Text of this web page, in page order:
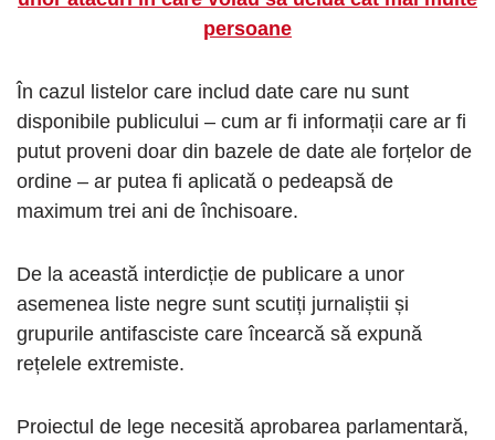
persoane
În cazul listelor care includ date care nu sunt
disponibile publicului – cum ar fi informații care ar fi
putut proveni doar din bazele de date ale forțelor de
ordine – ar putea fi aplicată o pedeapsă de
maximum trei ani de închisoare.
De la această interdicție de publicare a unor
asemenea liste negre sunt scutiți jurnaliștii și
grupurile antifasciste care încearcă să expună
rețelele extremiste.
Proiectul de lege necesită aprobarea parlamentară,